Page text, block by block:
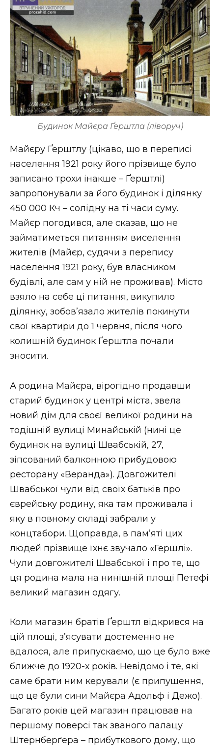
Будинок Майєра Ґерштла (ліворуч)
Майєру Ґерштлу (цікаво, що в переписі
населення 1921 року його прізвище було
записано трохи інакше – Ґерштлі)
запропонували за його будинок і ділянку
450 000 Кч – солідну на ті часи суму.
Майєр погодився, але сказав, що не
займатиметься питанням виселення
жителів (Майєр, судячи з перепису
населення 1921 року, був власником
будівлі, але сам у ній не проживав). Місто
взяло на себе ці питання, викупило
ділянку, зобов’язало жителів покинути
свої квартири до 1 червня, після чого
колишній будинок Ґерштла почали
зносити.
А родина Майєра, вірогідно продавши
старий будинок у центрі міста, звела
новий дім для своєї великої родини на
тодішній вулиці Минайській (нині це
будинок на вулиці Швабській, 27,
зіпсований балконною прибудовою
ресторану «Веранда»). Довгожителі
Швабської чули від своїх батьків про
єврейську родину, яка там проживала і
яку в повному складі забрали у
концтабори. Щоправда, в пам’яті цих
людей прізвище їхнє звучало «Гершлі».
Чули довгожителі Швабської і про те, що
ця родина мала на нинішній площі Петефі
великий магазин одягу.
Коли магазин братів Ґерштл відкрився на
цій площі, з’ясувати достеменно не
вдалося, але припускаємо, що це було вже
ближче до 1920-х років. Невідомо і те, які
саме брати ним керували (є припущення,
що це були сини Майєра Адольф і Дежо).
Багато років цей магазин працював на
першому поверсі так званого палацу
Штернберґера – прибуткового дому, що